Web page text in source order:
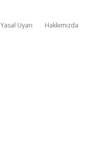
Yasal Uyarı Hakkımızda